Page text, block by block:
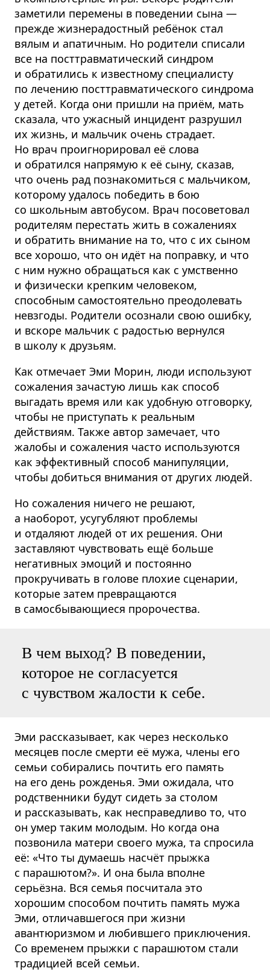
заметили перемены в поведении сына —
прежде жизнерадостный ребёнок стал
вялым и апатичным. Но родители списали
все на посттравматический синдром
и обратились к известному специалисту
по лечению посттравматического синдрома
у детей. Когда они пришли на приём, мать
сказала, что ужасный инцидент разрушил
их жизнь, и мальчик очень страдает.
Но врач проигнорировал её слова
и обратился напрямую к её сыну, сказав,
что очень рад познакомиться с мальчиком,
которому удалось победить в бою
со школьным автобусом. Врач посоветовал
родителям перестать жить в сожалениях
и обратить внимание на то, что с их сыном
все хорошо, что он идёт на поправку, и что
с ним нужно обращаться как с умственно
и физически крепким человеком,
способным самостоятельно преодолевать
невзгоды. Родители осознали свою ошибку,
и вскоре мальчик с радостью вернулся
в школу к друзьям.
Как отмечает Эми Морин, люди используют
сожаления зачастую лишь как способ
выгадать время или как удобную отговорку,
чтобы не приступать к реальным
действиям. Также автор замечает, что
жалобы и сожаления часто используются
как эффективный способ манипуляции,
чтобы добиться внимания от других людей.
Но сожаления ничего не решают,
а наоборот, усугубляют проблемы
и отдаляют людей от их решения. Они
заставляют чувствовать ещё больше
негативных эмоций и постоянно
прокручивать в голове плохие сценарии,
которые затем превращаются
в самосбывающиеся пророчества.
В чем выход? В поведении,
которое не согласуется
с чувством жалости к себе.
Эми рассказывает, как через несколько
месяцев после смерти её мужа, члены его
семьи собирались почтить его память
на его день рожденья. Эми ожидала, что
родственники будут сидеть за столом
и рассказывать, как несправедливо то, что
он умер таким молодым. Но когда она
позвонила матери своего мужа, та спросила
её: «Что ты думаешь насчёт прыжка
с парашютом?». И она была вполне
серьёзна. Вся семья посчитала это
хорошим способом почтить память мужа
Эми, отличавшегося при жизни
авантюризмом и любившего приключения.
Со временем прыжки с парашютом стали
традицией всей семьи.